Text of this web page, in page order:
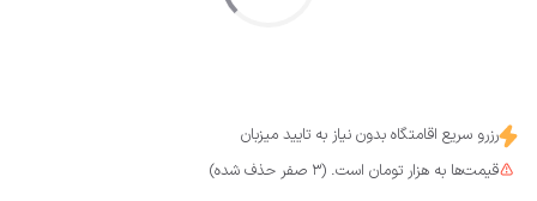
رزرو سریع اقامتگاه بدون نیاز به تایید میزبان
قیمت‌ها به هزار تومان است. (3 صفر حذف شده)